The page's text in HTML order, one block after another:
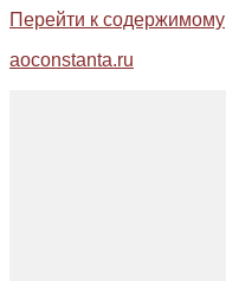
Перейти к содержимому
aoconstanta.ru